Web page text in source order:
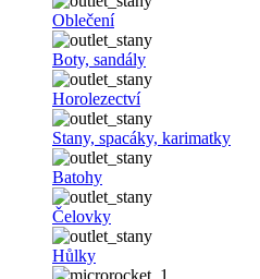
Oblečení
Boty, sandály
Horolezectví
Stany, spacáky, karimatky
Batohy
Čelovky
Hůlky